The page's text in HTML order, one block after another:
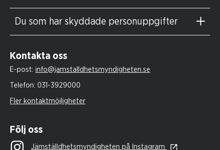
Du som har skyddade personuppgifter
Kontakta oss
E-post: info@jamstalldhetsmyndigheten.se
Telefon: 031-3929000
Fler kontaktmöjligheter
Följ oss
Jämställdhetsmyndigheten på Instagram